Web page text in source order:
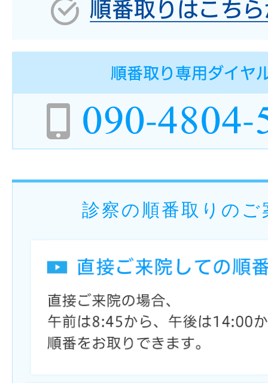
診察の順番取りのご